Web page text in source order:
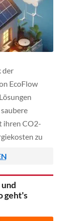
der
EcoFlow
ihren CO2-
zu
die die
Energie neu
sind so
den Alltag […]
geht's